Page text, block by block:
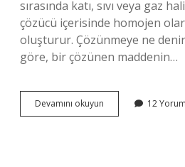
sırasında katı, sıvı veya gaz
çözücü içerisinde homojen
oluşturur. Çözünmeye ne
göre, bir çözünen maddenin…
Devamını okuyun Çözünme
Çözelti
12 Yorum